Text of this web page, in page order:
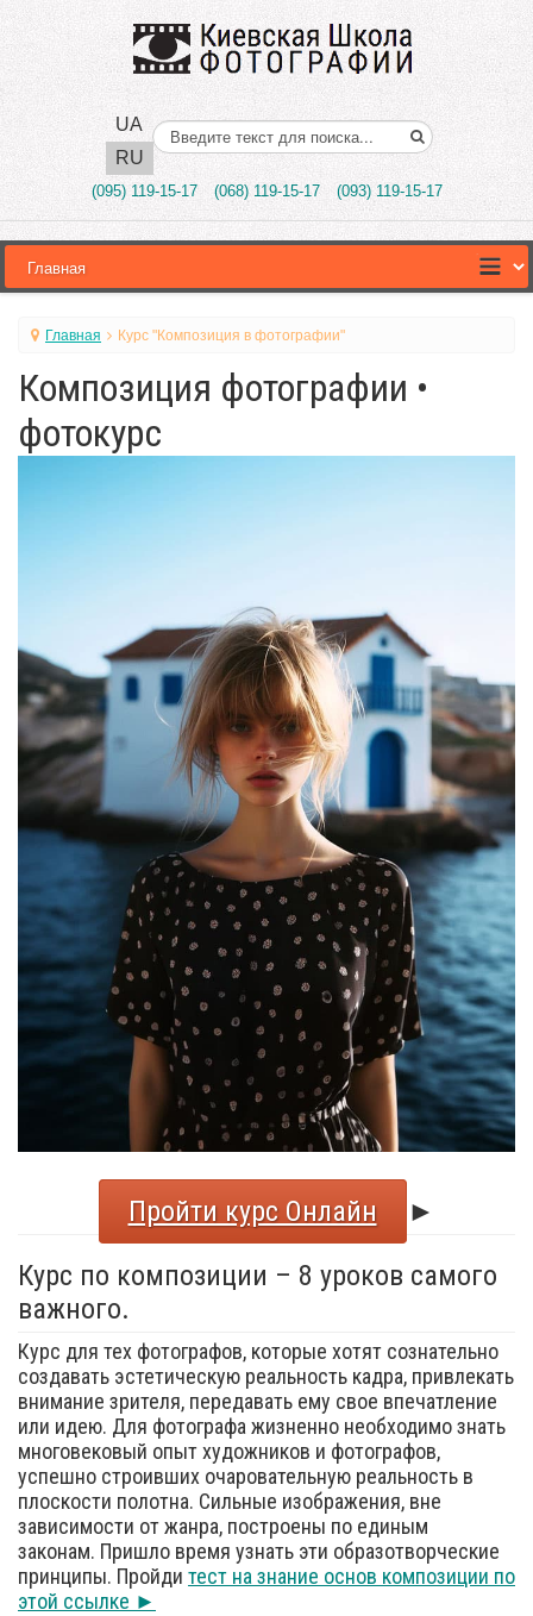
UA
RU
Поиск..
(095) 119-15-17 (068) 119-15-17 (093) 119-15-17
Главная Курс "Композиция в фотографии"
Композиция фотографии •
фотокурс
Пройти курс Онлайн
►
Курс по композиции – 8 уроков самого
важного.
Курс для тех фотографов, которые хотят сознательно
создавать эстетическую реальность кадра, привлекать
внимание зрителя, передавать ему свое впечатление
или идею. Для фотографа жизненно необходимо знать
многовековый опыт художников и фотографов,
успешно строивших очаровательную реальность в
плоскости полотна. Сильные изображения, вне
зависимости от жанра, построены по единым
законам. Пришло время узнать эти образотворческие
принципы. Пройди тест на знание основ композиции по
этой ссылке ►